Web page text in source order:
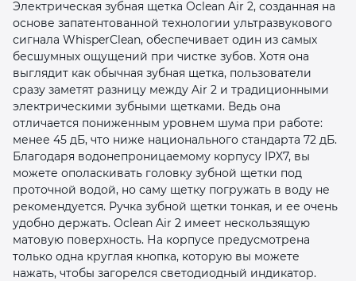
Электрическая зубная щетка Oclean Air 2, созданная на
основе запатентованной технологии ультразвукового
сигнала WhisperClean, обеспечивает один из самых
бесшумных ощущений при чистке зубов. Хотя она
выглядит как обычная зубная щетка, пользователи
сразу заметят разницу между Air 2 и традиционными
электрическими зубными щетками. Ведь она
отличается пониженным уровнем шума при работе:
менее 45 дБ, что ниже национального стандарта 72 дБ.
Благодаря водонепроницаемому корпусу IPX7, вы
можете ополаскивать головку зубной щетки под
проточной водой, но саму щетку погружать в воду не
рекомендуется. Ручка зубной щетки тонкая, и ее очень
удобно держать. Oclean Air 2 имеет нескользящую
матовую поверхность. На корпусе предусмотрена
только одна круглая кнопка, которую вы можете
нажать, чтобы загорелся светодиодный индикатор.
раз в 2 недели